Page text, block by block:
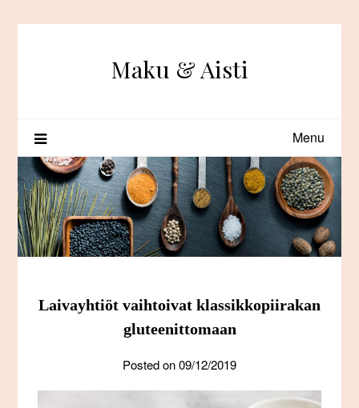
Maku & Aisti
Menu
Laivayhtiöt vaihtoivat klassikkopiirakan
gluteenittomaan
Posted on09/12/2019